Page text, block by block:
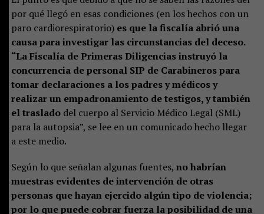
por qué llegó en esas condiciones (en los hechos con un
paro cardiorespiratorio) es que la fiscalía abrió una
causa para investigar las circunstancias del deceso.
“La Fiscalía de Primeras Diligencias instruyó la
concurrencia de personal SIP de Carabineros para
tomar declaraciones a los padres y médicos y
realizar un empadronamiento de testigos, y también
el trasladodel cuerpo al Servicio Médico Legal (SML)
para la autopsia”, se lee en un comunicado hecho llegar
a este medio.
Según lo que señalan algunas fuentes, no habrían
muestras evidentes de intervención de otras
personas que hayan ejercido algún tipo de violencia;
por lo que puede cobrar fuerza la posibilidad de una